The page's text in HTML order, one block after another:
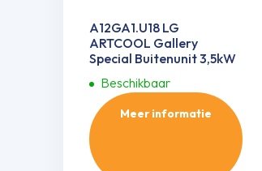
A12GA1.U18 LG
ARTCOOL Gallery
Special Buitenunit 3,5kW
Beschikbaar
Meer informatie